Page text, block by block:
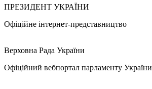
ПРЕЗИДЕНТ УКРАЇНИ
Офіційне інтернет-представництво
Верховна Рада України
Офіційний вебпортал парламенту України